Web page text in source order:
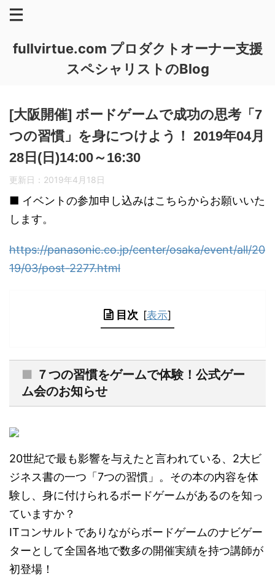
fullvirtue.com プロダクトオーナー支援
スペシャリストのBlog
[大阪開催] ボードゲームで成功の思考「7
つの習慣」を身につけよう！ 2019年04月
28日(日)14:00～16:30
更新日： 2019年4月18日
■ イベントの参加申し込みはこちらからお願いいた
します。
https://panasonic.co.jp/center/osaka/event/all/20
19/03/post-2277.html
目次 [表示]
■ ７つの習慣をゲームで体験！公式ゲー
ム会のお知らせ
20世紀で最も影響を与えたと言われている、2大ビ
ジネス書の一つ「7つの習慣」。その本の内容を体
験し、身に付けられるボードゲームがあるのを知っ
ていますか？
ITコンサルトでありながらボードゲームのナビゲー
ターとして全国各地で数多の開催実績を持つ講師が
初登場！